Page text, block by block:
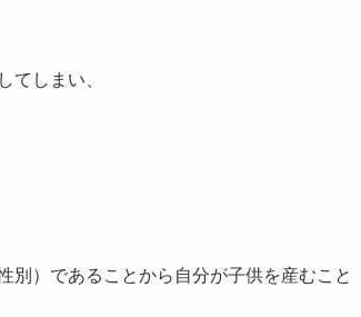
てしまい、
別）であることから自分が子供を産むこと